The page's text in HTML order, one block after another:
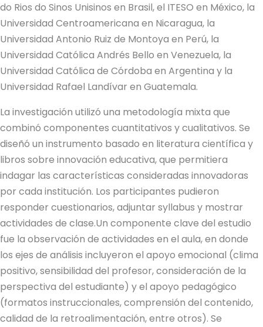
do Rios do Sinos Unisinos en Brasil, el ITESO en México, la
Universidad Centroamericana en Nicaragua, la
Universidad Antonio Ruiz de Montoya en Perú, la
Universidad Católica Andrés Bello en Venezuela, la
Universidad Católica de Córdoba en Argentina y la
Universidad Rafael Landívar en Guatemala.
La investigación utilizó una metodología mixta que
combinó componentes cuantitativos y cualitativos. Se
diseñó un instrumento basado en literatura científica y
libros sobre innovación educativa, que permitiera
indagar las características consideradas innovadoras
por cada institución. Los participantes pudieron
responder cuestionarios, adjuntar syllabus y mostrar
actividades de clase.Un componente clave del estudio
fue la observación de actividades en el aula, en donde
los ejes de análisis incluyeron el apoyo emocional (clima
positivo, sensibilidad del profesor, consideración de la
perspectiva del estudiante) y el apoyo pedagógico
(formatos instruccionales, comprensión del contenido,
calidad de la retroalimentación, entre otros). Se